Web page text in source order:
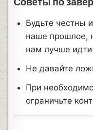
Будьте честны
наше прошлое,
нам лучше
Не давайте
При
ограничьте